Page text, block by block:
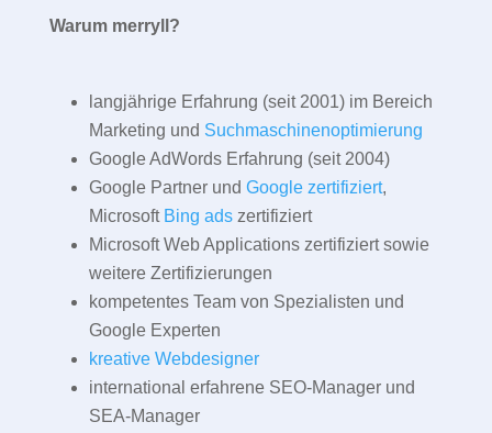
Warum merryll?
langjährige Erfahrung (seit 2001) im Bereich
Marketing und Suchmaschinenoptimierung
Google AdWords Erfahrung (seit 2004)
Google Partner und Google zertifiziert,
Microsoft Bing adszertifiziert
Microsoft Web Applications zertifiziert sowie
weitere Zertifizierungen
kompetentes Team von Spezialisten und
Google Experten
kreative Webdesigner
international erfahrene SEO-Manager und
SEA-Manager